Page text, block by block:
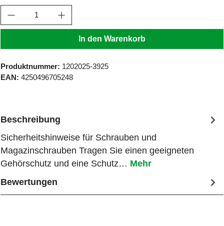
Produkt Anzahl: Gib den gewünschten Wert
In den Warenkorb
Produktnummer: 1202025-3925
EAN: 4250496705248
Beschreibung
Sicherheitshinweise für Schrauben und
Magazinschrauben Tragen Sie einen geeigneten
Gehörschutz und eine Schutz… Mehr
Bewertungen